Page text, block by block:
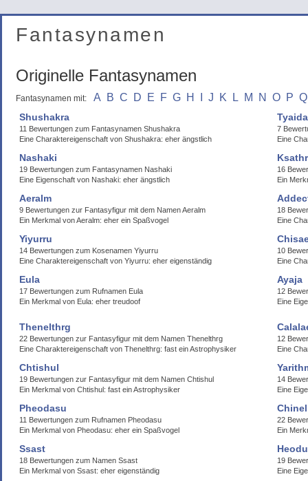
Fantasynamen
Originelle Fantasynamen
Fantasynamen mit: A B C D E F G H J K L M N O P Q
Shushakra
11 Bewertungen zum Fantasynamen Shushakra
Eine Charaktereigenschaft von Shushakra: eher ängstlich
Tyaida
7
Eine
Nashaki
19 Bewertungen zum Fantasynamen Nashaki
Eine Eigenschaft von Nashaki: eher ängstlich
16
Ein
Aeralm
9 Bewertungen zur Fantasyfigur mit dem Namen Aeralm
Ein Merkmal von Aeralm: eher ein Spaßvogel
18
Eine
Yiyurru
14 Bewertungen zum Kosenamen Yiyurru
Eine Charaktereigenschaft von Yiyurru: eher eigenständig
10
Eine
Eula
17 Bewertungen zum Rufnamen Eula
Ein Merkmal von Eula: eher treudoof
Ayaja
12
Eine
Thenelthrg
22 Bewertungen zur Fantasyfigur mit dem Namen Thenelthrg
Eine Charaktereigenschaft von Thenelthrg: fast ein Astrophysiker
12
Eine
Chtishul
19 Bewertungen zur Fantasyfigur mit dem Namen Chtishul
Ein Merkmal von Chtishul: fast ein Astrophysiker
14
Eine
Pheodasu
11 Bewertungen zum Rufnamen Pheodasu
Ein Merkmal von Pheodasu: eher ein Spaßvogel
Chinel
22
Ein
Ssast
18 Bewertungen zum Namen Ssast
Ein Merkmal von Ssast: eher eigenständig
19
Eine